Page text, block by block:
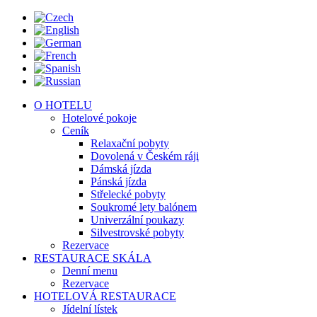
O HOTELU
Hotelové pokoje
Ceník
Relaxační pobyty
Dovolená v Českém ráji
Dámská jízda
Pánská jízda
Střelecké pobyty
Soukromé lety balónem
Univerzální poukazy
Silvestrovské pobyty
Rezervace
RESTAURACE SKÁLA
Denní menu
Rezervace
HOTELOVÁ RESTAURACE
Jídelní lístek